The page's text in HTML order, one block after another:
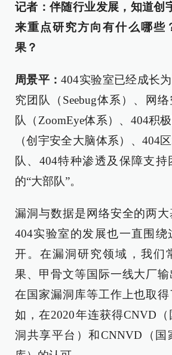
记者：伴随行业发展，知道创
来重点研究方向有什么哪些
果？
周景平：404实验室已经成长
究团队（Seebug体系）、网
队（ZoomEye体系）、404积
（创宇安全大脑体系）、404
队、404特种渗透及保障支持
的“大部队”。
漏洞与数据是网络安全的两
404实验室的发展也一直围绕
开。在漏洞研究领域，我们
果、甲骨文等国际一线大厂输
在国家漏洞库等工作上也取
如，在2020年连获得CNVD
洞共享平台）和CNNVD（国